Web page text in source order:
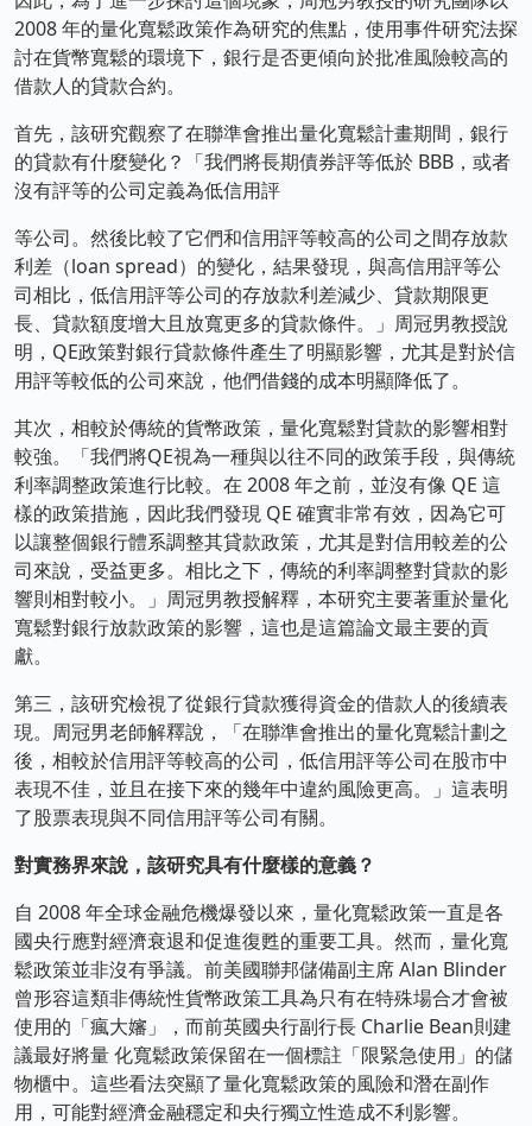
2008 年的量化寬鬆政策作為研究的焦點，使用事件研究法探
討在貨幣寬鬆的環境下，銀行是否更傾向於批准風險較高的
借款人的貸款合約。
首先，該研究觀察了在聯準會推出量化寬鬆計畫期間，銀行
的貸款有什麼變化？「我們將長期債券評等低於 BBB，或者
沒有評等的公司定義為低信用評
等公司。然後比較了它們和信用評等較高的公司之間存放款
利差（loan spread）的變化，結果發現，與高信用評等公
司相比，低信用評等公司的存放款利差減少、貸款期限更
長、貸款額度增大且放寬更多的貸款條件。」周冠男教授說
明，QE政策對銀行貸款條件產生了明顯影響，尤其是對於信
用評等較低的公司來說，他們借錢的成本明顯降低了。
其次，相較於傳統的貨幣政策，量化寬鬆對貸款的影響相對
較強。「我們將QE視為一種與以往不同的政策手段，與傳統
利率調整政策進行比較。在 2008 年之前，並沒有像 QE 這
樣的政策措施，因此我們發現 QE 確實非常有效，因為它可
以讓整個銀行體系調整其貸款政策，尤其是對信用較差的公
司來說，受益更多。相比之下，傳統的利率調整對貸款的影
響則相對較小。」周冠男教授解釋，本研究主要著重於量化
寬鬆對銀行放款政策的影響，這也是這篇論文最主要的貢
獻。
第三，該研究檢視了從銀行貸款獲得資金的借款人的後續表
現。周冠男老師解釋說，「在聯準會推出的量化寬鬆計劃之
後，相較於信用評等較高的公司，低信用評等公司在股市中
表現不佳，並且在接下來的幾年中違約風險更高。」這表明
了股票表現與不同信用評等公司有關。
對實務界來說，該研究具有什麼樣的意義？
自 2008 年全球金融危機爆發以來，量化寬鬆政策一直是各
國央行應對經濟衰退和促進復甦的重要工具。然而，量化寬
鬆政策並非沒有爭議。前美國聯邦儲備副主席 Alan Blinder
曾形容這類非傳統性貨幣政策工具為只有在特殊場合才會被
使用的「瘋大嬸」，而前英國央行副行長 Charlie Bean則建
議最好將量 化寬鬆政策保留在一個標註「限緊急使用」的儲
物櫃中。這些看法突顯了量化寬鬆政策的風險和潛在副作
用，可能對經濟金融穩定和央行獨立性造成不利影響。